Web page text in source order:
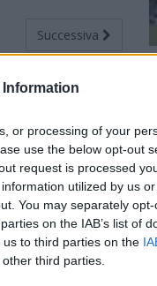
Information
or processing of your
use the below opt-out
request is processed
utilized by us
You may separately
on the IAB’s list of
to third parties on the
third parties.
Successiva
Trasferta
V N P F S
11 2 1 32 15
6 3 4 30